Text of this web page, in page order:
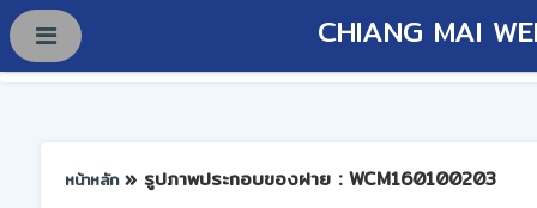
CHIANG MAI
หน้าหลัก » รูปภาพประกอบของฝาย : WCM160100203